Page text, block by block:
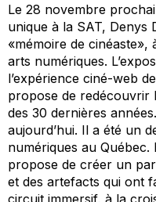
Le 28 novembre
unique à la SAT, Denys
«mémoire de cinéaste»,
arts numériques.
l’expérience ciné-web
propose de redécouvrir
des 30 dernières
aujourd’hui. Il a été un
numériques au Québec.
propose de créer un
et des artefacts qui ont
circuit immersif, à la